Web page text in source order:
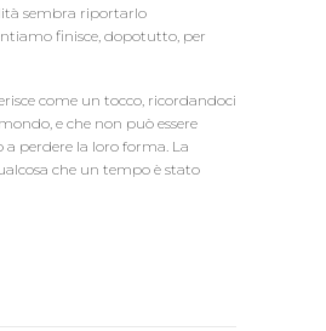
sembra riportarlo
finisce, dopotutto, per
come un tocco, ricordandoci
e che non può essere
perdere la loro forma. La
che un tempo è stato